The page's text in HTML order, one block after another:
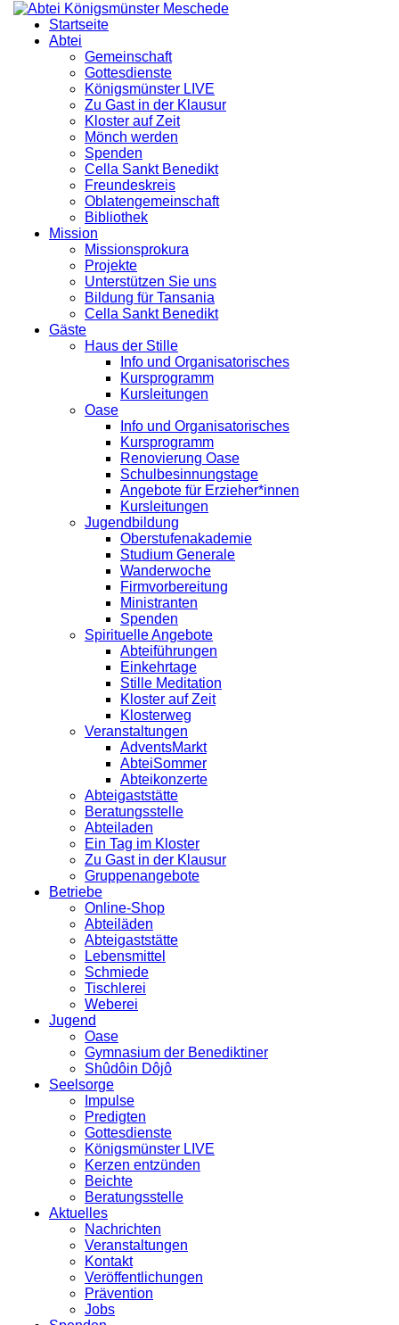
Startseite
Abtei
Gemeinschaft
Gottesdienste
Königsmünster LIVE
Zu Gast in der Klausur
Kloster auf Zeit
Mönch werden
Spenden
Cella Sankt Benedikt
Freundeskreis
Oblatengemeinschaft
Bibliothek
Mission
Missionsprokura
Projekte
Unterstützen Sie uns
Bildung für Tansania
Cella Sankt Benedikt
Gäste
Haus der Stille
Info und Organisatorisches
Kursprogramm
Kursleitungen
Oase
Info und Organisatorisches
Kursprogramm
Renovierung Oase
Schulbesinnungstage
Angebote für Erzieher*innen
Kursleitungen
Jugendbildung
Oberstufenakademie
Studium Generale
Wanderwoche
Firmvorbereitung
Ministranten
Spenden
Spirituelle Angebote
Abteiführungen
Einkehrtage
Stille Meditation
Kloster auf Zeit
Klosterweg
Veranstaltungen
AdventsMarkt
AbteiSommer
Abteikonzerte
Abteigaststätte
Beratungsstelle
Abteiladen
Ein Tag im Kloster
Zu Gast in der Klausur
Gruppenangebote
Betriebe
Online-Shop
Abteiläden
Abteigaststätte
Lebensmittel
Schmiede
Tischlerei
Weberei
Jugend
Oase
Gymnasium der Benediktiner
Shûdôin Dôjô
Seelsorge
Impulse
Predigten
Gottesdienste
Königsmünster LIVE
Kerzen entzünden
Beichte
Beratungsstelle
Aktuelles
Nachrichten
Veranstaltungen
Kontakt
Veröffentlichungen
Prävention
Jobs